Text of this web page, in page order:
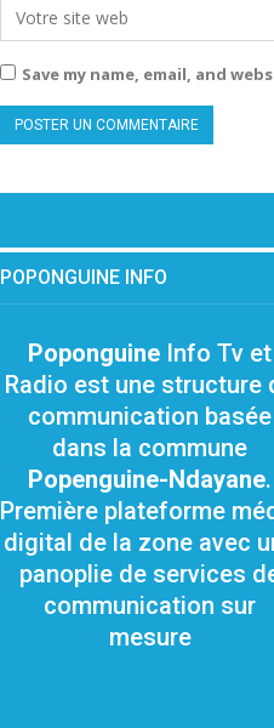
Save my name, email, and
POPONGUINE INFO
Poponguine Info Tv et
Radio est une structure
communication basée
dans la commune
Popenguine-Ndayane.
Première plateforme
digital de la zone avec
panoplie de services
communication sur
mesure